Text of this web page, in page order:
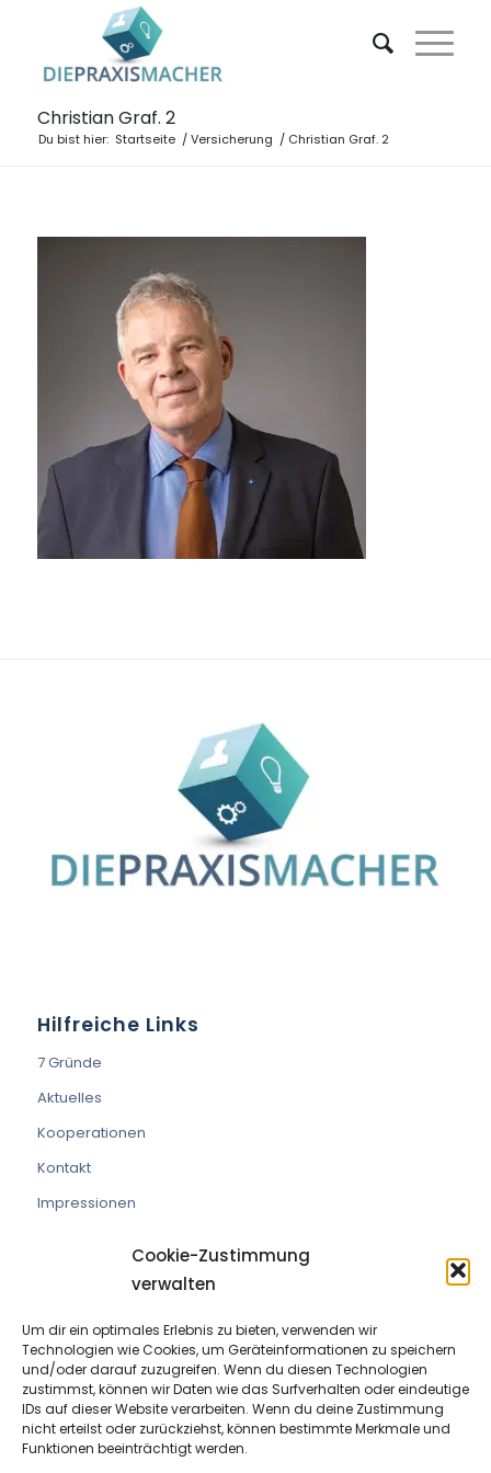
Cookie-Zustimmung
verwalten
Um dir ein optimales Erlebnis zu bieten, verwenden wir
Technologien wie Cookies, um Geräteinformationen zu speichern
und/oder darauf zuzugreifen. Wenn du diesen Technologien
zustimmst, können wir Daten wie das Surfverhalten oder eindeutige
IDs auf dieser Website verarbeiten. Wenn du deine Zustimmung
nicht erteilst oder zurückziehst, können bestimmte Merkmale und
Funktionen beeinträchtigt werden.
Christian Graf. 2
Du bist hier: Startseite / Versicherung / Christian Graf. 2
Hilfreiche Links
7 Gründe
Aktuelles
Kooperationen
Kontakt
Impressionen
VEREIN DIE PRAXISMACHER
ZVR Nummer:191908529
Kontaktperson:Wolfram Allinger-Csollich
Mentlgasse 1, 6020 Innsbruck